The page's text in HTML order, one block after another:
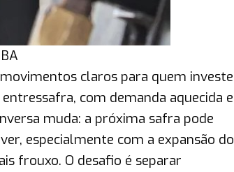
claros para quem investe
com demanda aquecida e
muda: a próxima safra pode
especialmente com a expansão do
frouxo. O desafio é separar